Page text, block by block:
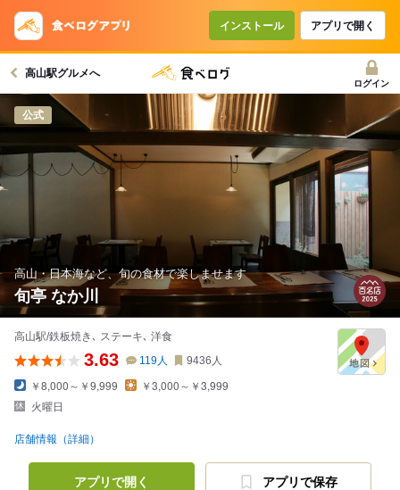
インストール アプリで開く
高山駅グルメへ
ログイン
公式
高山・日本海など、旬の食材で楽しませます
旬亭 なか川
高山駅/鉄板焼き､ ステーキ､ 洋食
3.63 119人 9436 人
￥8,000～￥9,999
￥3,000～￥3,999
火曜日
店舗情報（詳細）
アプリで開く アプリで保存